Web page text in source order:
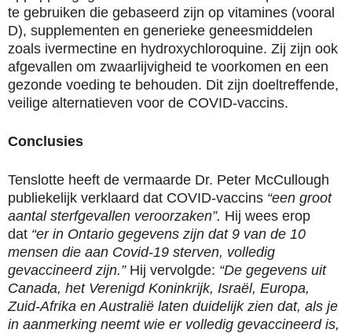
te gebruiken die gebaseerd zijn op vitamines (vooral
D), supplementen en generieke geneesmiddelen
zoals ivermectine en hydroxychloroquine. Zij zijn ook
afgevallen om zwaarlijvigheid te voorkomen en een
gezonde voeding te behouden. Dit zijn doeltreffende,
veilige alternatieven voor de COVID-vaccins.
Conclusies
Tenslotte heeft de vermaarde Dr. Peter McCullough
publiekelijk verklaard dat COVID-vaccins “een groot
aantal sterfgevallen veroorzaken”. Hij wees erop
dat “er in Ontario gegevens zijn dat 9 van de 10
mensen die aan Covid-19 sterven, volledig
gevaccineerd zijn.”Hij vervolgde: “De gegevens uit
Canada, het Verenigd Koninkrijk, Israël, Europa,
Zuid-Afrika en Australië laten duidelijk zien dat, als je
in aanmerking neemt wie er volledig gevaccineerd is,